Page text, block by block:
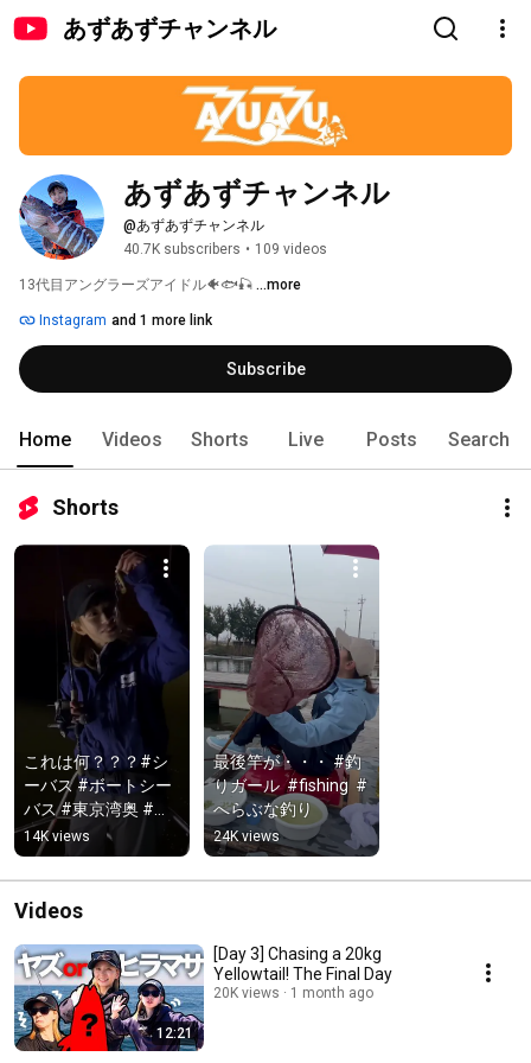
あずあずチャンネル
あずあずチャンネル
@あずあずチャンネル
40.7K subscribers • 109 videos
13代目アングラーズアイドル🐠🐟🎣 ...more
Instagram and 1 more link
Subscribe
Home Videos Shorts Live Posts Search
Shorts
これは何？？？#シ
ーバス #ボートシー
バス #東京湾奥 #釣
りガール
14K views
最後竿が・・・ #釣
りガール  #fishing  #
へらぶな釣り
24K views
Videos
12:21
[Day 3] Chasing a 20kg
Yellowtail! The Final Day
20K views 1 month ago